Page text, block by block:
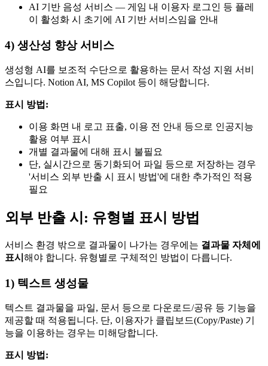
AI 기반 음성 서비스 — 게임 내 이용자 로그인 등 플레
이 활성화 시 초기에 AI 기반 서비스임을 안내
4) 생산성 향상 서비스
생성형 AI를 보조적 수단으로 활용하는 문서 작성 지원 서비
스입니다. Notion AI, MS Copilot 등이 해당합니다.
표시 방법:
이용 화면 내 로고 표출, 이용 전 안내 등으로 인공지능
활용 여부 표시
개별 결과물에 대해 표시 불필요
단, 실시간으로 동기화되어 파일 등으로 저장하는 경우
'서비스 외부 반출 시 표시 방법'에 대한 추가적인 적용
필요
외부 반출 시: 유형별 표시 방법
서비스 환경 밖으로 결과물이 나가는 경우에는 결과물 자체에
표시 해야 합니다. 유형별로 구체적인 방법이 다릅니다.
1) 텍스트 생성물
텍스트 결과물을 파일, 문서 등으로 다운로드/공유 등 기능을
제공할 때 적용됩니다. 단, 이용자가 클립보드(Copy/Paste) 기
능을 이용하는 경우는 미해당합니다.
표시 방법: